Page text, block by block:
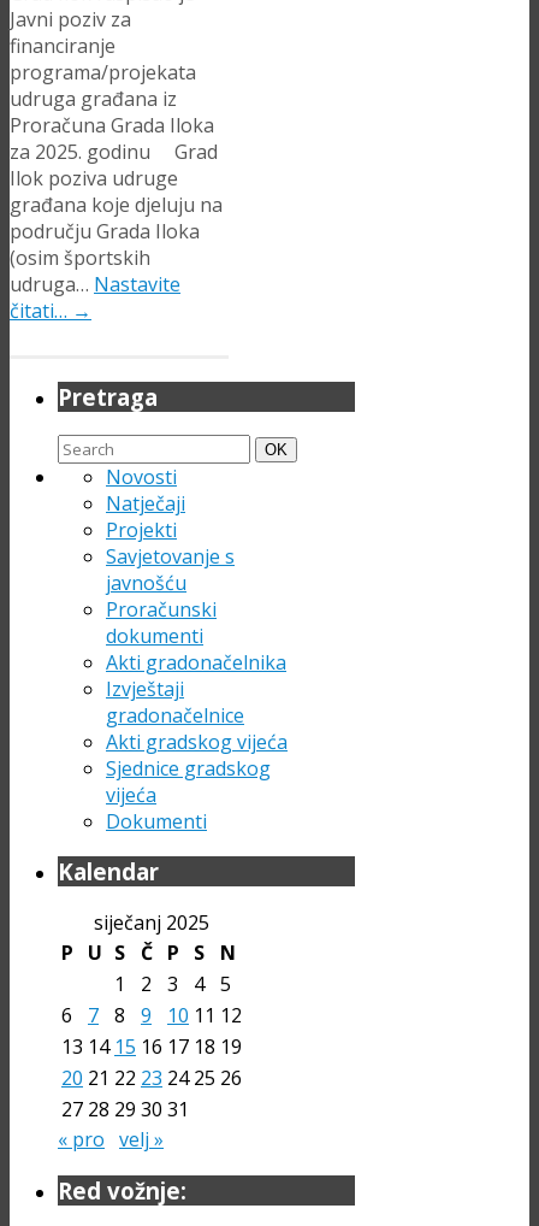
Javni poziv za
financiranje
programa/projekata
udruga građana iz
Proračuna Grada Iloka
za 2025. godinu Grad
Ilok poziva udruge
građana koje djeluju na
području Grada Iloka
(osim športskih
udruga… Nastavite
čitati… →
Pretraga
Search
for:
Search
OK
Novosti
Natječaji
Projekti
Savjetovanje s
javnošću
Proračunski
dokumenti
Akti gradonačelnika
Izvještaji
gradonačelnice
Akti gradskog vijeća
Sjednice gradskog
vijeća
Dokumenti
Kalendar
siječanj 2025
P
U S Č P S
N
1
2 3 4 5
6
7 8 9 10 11 12
13 14 15 16 17 18 19
20 21 22 23 24 25 26
27 28 29 30 31
« pro velj »
Red vožnje: